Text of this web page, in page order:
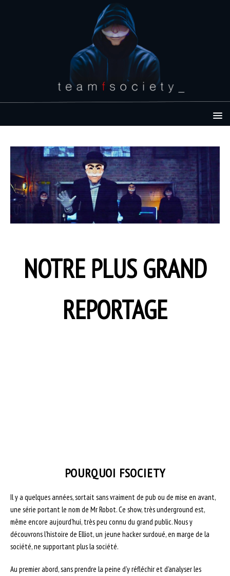
NOTRE PLUS GRAND
REPORTAGE
POURQUOI FSOCIETY
Il y a quelques années, sortait sans vraiment de pub ou de mise en avant,
une série portant le nom de Mr Robot. Ce show, très underground est,
même encore aujourd’hui, très peu connu du grand public. Nous y
découvrons l’histoire de Elliot, un jeune hacker surdoué, en marge de la
société, ne supportant plus la société.
Au premier abord, sans prendre la peine d’y réfléchir et d’analyser les